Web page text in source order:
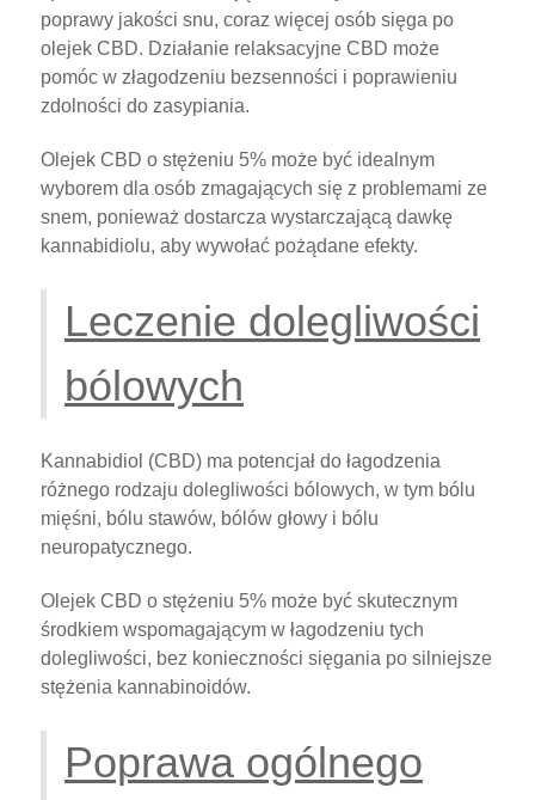
poprawy jakości snu, coraz więcej osób sięga po
olejek CBD. Działanie relaksacyjne CBD może
pomóc w złagodzeniu bezsenności i poprawieniu
zdolności do zasypiania.
Olejek CBD o stężeniu 5% może być idealnym
wyborem dla osób zmagających się z problemami ze
snem, ponieważ dostarcza wystarczającą dawkę
kannabidiolu, aby wywołać pożądane efekty.
Leczenie dolegliwości
bólowych
Kannabidiol (CBD) ma potencjał do łagodzenia
różnego rodzaju dolegliwości bólowych, w tym bólu
mięśni, bólu stawów, bólów głowy i bólu
neuropatycznego.
Olejek CBD o stężeniu 5% może być skutecznym
środkiem wspomagającym w łagodzeniu tych
dolegliwości, bez konieczności sięgania po silniejsze
stężenia kannabinoidów.
Poprawa ogólnego